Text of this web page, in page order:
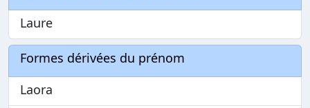
Laure
Formes dérivées du prénom
Laora